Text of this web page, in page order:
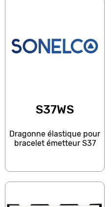
S37WS
Dragonne élastique pour
bracelet émetteur S37